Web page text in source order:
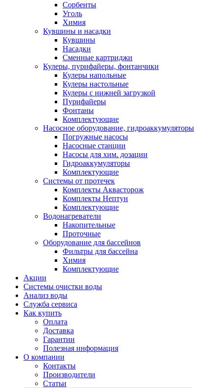
Сорбенты
Уголь
Химия
Кувшины и насадки
Кувшины
Насадки
Сменные картриджи
Кулеры, пурифайеры, фонтанчики
Кулеры напольные
Кулеры настольные
Кулеры с нижней загрузкой
Пурифайеры
Фонтаны
Комплектующие
Насосное оборудование, гидроаккумуляторы
Погружные насосы
Насосные станции
Насосы для хим. дозации
Гидроаккумуляторы
Комплектующие
Системы от протечек
Комплекты Аквасторож
Комплекты Нептун
Комплектующие
Водонагреватели
Накопительные
Проточные
Оборудование для бассейнов
Фильтры для бассейна
Химия
Комплектующие
Акции
Системы очистки воды
Анализ воды
Служба сервиса
Как купить
Оплата
Доставка
Гарантии
Полезная информация
О компании
Контакты
Производители
Статьи